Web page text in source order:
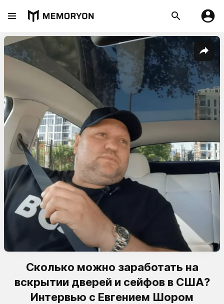
Сколько можно заработать на
вскрытии дверей и сейфов в США?
Интервью с Евгением Шором